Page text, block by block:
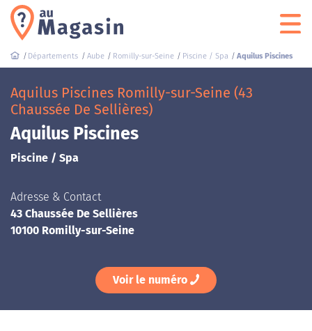
Départements Aube Romilly-sur-Seine Piscine / Spa Aquilus Piscines
Aquilus Piscines Romilly-sur-Seine (43
Chaussée De Sellières)
Aquilus Piscines
Piscine / Spa
Adresse & Contact
43 Chaussée De Sellières
10100 Romilly-sur-Seine
Voir le numéro